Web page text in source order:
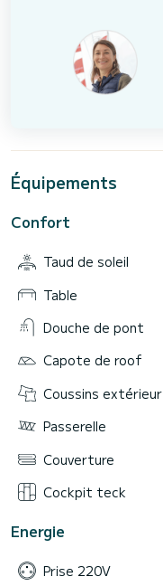
Équipements
Confort
Taud de soleil
Table
Douche de pont
Capote de roof
Coussins extérieur
Passerelle
Couverture
Cockpit teck
Energie
Prise 220V